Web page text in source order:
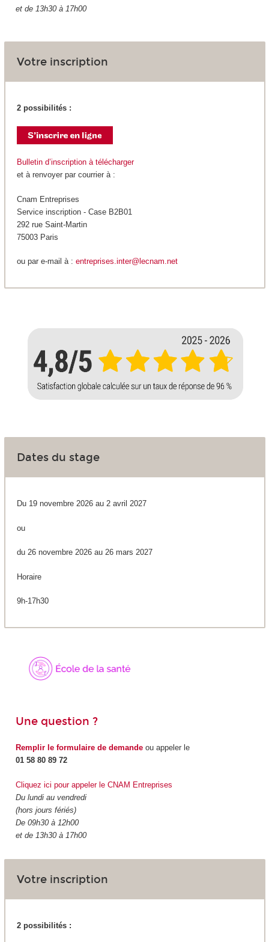
et de 13h30 à 17h00
Votre inscription
2 possibilités :
Bulletin d’inscription à télécharger
et à renvoyer par courrier à :
Cnam Entreprises
Service inscription - Case B2B01
292 rue Saint-Martin
75003 Paris
ou par e-mail à : entreprises.inter@lecnam.net
Dates du stage
Du 19 novembre 2026 au 2 avril 2027
ou
du 26 novembre 2026 au 26 mars 2027
Horaire
9h-17h30
Une question ?
Remplir le formulaire de demandeou appeler le
01 58 80 89 72
Cliquez ici pour appeler le CNAM Entreprises
Du lundi au vendredi
(hors jours fériés)
De 09h30 à 12h00
et de 13h30 à 17h00
Votre inscription
2 possibilités :